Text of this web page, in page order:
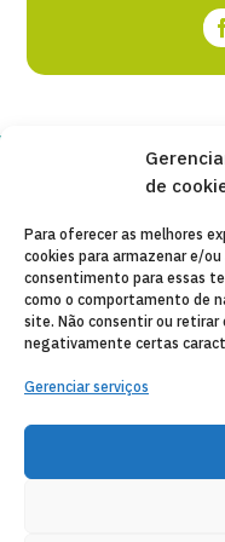
de
Para oferecer as melhores
cookies para armazenar e/
consentimento para essas
como o comportamento de
site. Não consentir ou
negativamente certas
Gerenciar serviços
Copyleft